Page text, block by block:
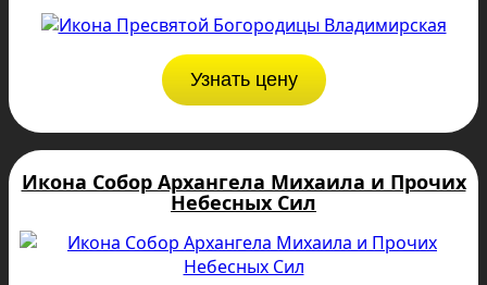
Узнать цену
Икона Собор Архангела Михаила и Прочих
Небесных Сил